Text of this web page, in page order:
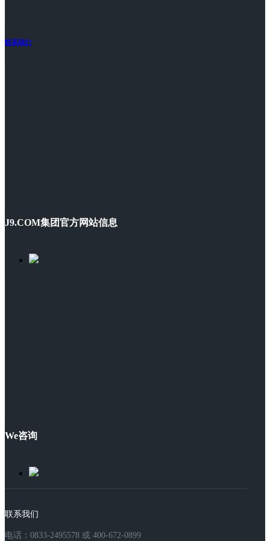
联系我们
J9.COM集团官方网站信息
We咨询
联系我们
电话：0833-2495578 或 400-672-0899